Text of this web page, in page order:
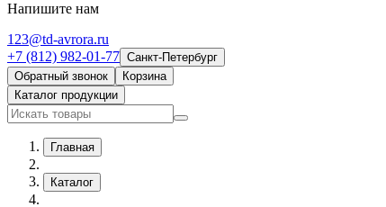
Напишите нам
123@td-avrora.ru
+7 (812) 982-01-77 Санкт-Петербург
Обратный звонок
Корзина
Каталог продукции
Главная
Каталог